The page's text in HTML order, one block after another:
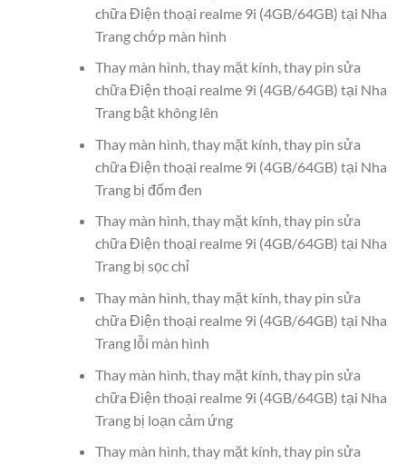
chữa Điện thoại realme 9i (4GB/64GB) tại Nha
Trang chớp màn hình
Thay màn hình, thay mặt kính, thay pin sửa
chữa Điện thoại realme 9i (4GB/64GB) tại Nha
Trang bật không lên
Thay màn hình, thay mặt kính, thay pin sửa
chữa Điện thoại realme 9i (4GB/64GB) tại Nha
Trang bị đốm đen
Thay màn hình, thay mặt kính, thay pin sửa
chữa Điện thoại realme 9i (4GB/64GB) tại Nha
Trang bị sọc chỉ
Thay màn hình, thay mặt kính, thay pin sửa
chữa Điện thoại realme 9i (4GB/64GB) tại Nha
Trang lỗi màn hình
Thay màn hình, thay mặt kính, thay pin sửa
chữa Điện thoại realme 9i (4GB/64GB) tại Nha
Trang bị loạn cảm ứng
Thay màn hình, thay mặt kính, thay pin sửa